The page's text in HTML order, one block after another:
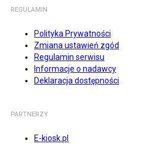
REGULAMIN
Polityka Prywatności
Zmiana ustawień zgód
Regulamin serwisu
Informacje o nadawcy
Deklaracja dostępności
PARTNERZY
E-kiosk.pl